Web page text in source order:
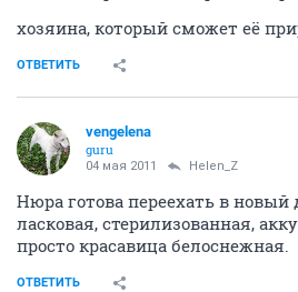
хозяина, который сможет её
ОТВЕТИТЬ
vengelena
guru
04 мая 2011 Helen_Z
Нюра готова переехать в
ласковая, стерилизованная,
просто красавица белоснежная.
ОТВЕТИТЬ